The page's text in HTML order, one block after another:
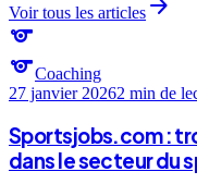
Voir tous les articles
sports
sportsCoaching
27 janvier 20262 min de
Sportsjobs.com :
dans le secteur du